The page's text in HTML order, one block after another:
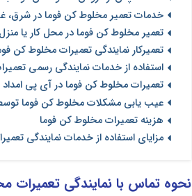
خدمات تعمیر مخلوط کن فوما در شرق،
تعمیر مخلوط کن فوما در محل کار یا منزل
تعمیرکار نمایندگی تعمیرات مخلوط کن
استفاده از خدمات نمایندگی رسمی
تعمیرات مخلوط کن فوما در آی‌ پی امداد
عیب یابی مشکلات مخلوط کن فوما توسط
هزینه تعمیرات مخلوط کن فوما
مزایای استفاده از خدمات نمایندگی
نحوه تماس با نمایندگی تعمیرات